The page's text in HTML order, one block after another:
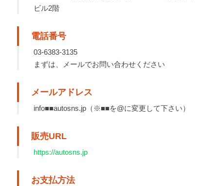
ビル2階
電話番号
03-6383-3135
まずは、メールでお問い合わせください
メールアドレス
info■■autosns.jp（※■■を@に変更して下さい）
販売URL
https://autosns.jp
お支払方法